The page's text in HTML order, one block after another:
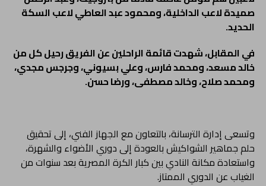
صميدة لاعب الداخلية، ومحمود عبد العاطي لاعب السكة
الحديد.
في المقابل، شهدت قائمة الراحلين عن الفريق رحيل كل من
خالد مسعد، ومحمد فارس، وعلي بسيوني، وجرجس مجدي،
ومحمد صلاح، وخالد مصطفى، ورضا حسن.
وتسعى إدارة الترسانة، بالتعاون مع الجهاز الفني، إلى تحقيق
حلم جماهير الشواكيش بالعودة إلى دوري الأضواء والشهرة،
واستعادة مكانة النادي بين كبار الكرة المصرية بعد سنوات من
الغياب عن الدوري الممتاز.